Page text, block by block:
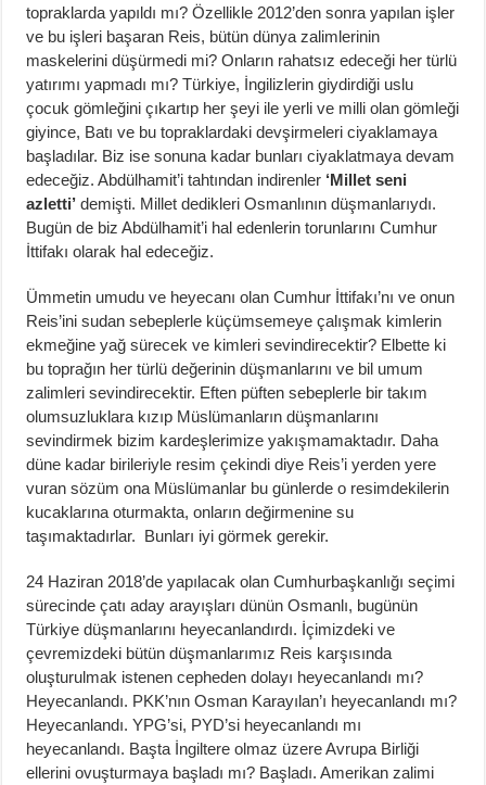
topraklarda yapıldı mı? Özellikle 2012’den sonra yapılan işler
ve bu işleri başaran Reis, bütün dünya zalimlerinin
maskelerini düşürmedi mi? Onların rahatsız edeceği her türlü
yatırımı yapmadı mı? Türkiye, İngilizlerin giydirdiği uslu
çocuk gömleğini çıkartıp her şeyi ile yerli ve milli olan gömleği
giyince, Batı ve bu topraklardaki devşirmeleri ciyaklamaya
başladılar. Biz ise sonuna kadar bunları ciyaklatmaya devam
edeceğiz. Abdülhamit’i tahtından indirenler ‘Millet seni
azletti’ demişti. Millet dedikleri Osmanlının düşmanlarıydı.
Bugün de biz Abdülhamit’i hal edenlerin torunlarını Cumhur
İttifakı olarak hal edeceğiz.
Ümmetin umudu ve heyecanı olan Cumhur İttifakı’nı ve onun
Reis’ini sudan sebeplerle küçümsemeye çalışmak kimlerin
ekmeğine yağ sürecek ve kimleri sevindirecektir? Elbette ki
bu toprağın her türlü değerinin düşmanlarını ve bil umum
zalimleri sevindirecektir. Eften püften sebeplerle bir takım
olumsuzluklara kızıp Müslümanların düşmanlarını
sevindirmek bizim kardeşlerimize yakışmamaktadır. Daha
düne kadar birileriyle resim çekindi diye Reis’i yerden yere
vuran sözüm ona Müslümanlar bu günlerde o resimdekilerin
kucaklarına oturmakta, onların değirmenine su
taşımaktadırlar. Bunları iyi görmek gerekir.
24 Haziran 2018’de yapılacak olan Cumhurbaşkanlığı seçimi
sürecinde çatı aday arayışları dünün Osmanlı, bugünün
Türkiye düşmanlarını heyecanlandırdı. İçimizdeki ve
çevremizdeki bütün düşmanlarımız Reis karşısında
oluşturulmak istenen cepheden dolayı heyecanlandı mı?
Heyecanlandı. PKK’nın Osman Karayılan’ı heyecanlandı mı?
Heyecanlandı. YPG’si, PYD’si heyecanlandı mı
heyecanlandı. Başta İngiltere olmaz üzere Avrupa Birliği
ellerini ovuşturmaya başladı mı? Başladı. Amerikan zalimi